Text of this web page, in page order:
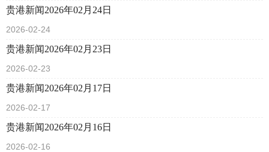
贵港新闻2026年02月24日
2026-02-24
贵港新闻2026年02月23日
2026-02-23
贵港新闻2026年02月17日
2026-02-17
贵港新闻2026年02月16日
2026-02-16